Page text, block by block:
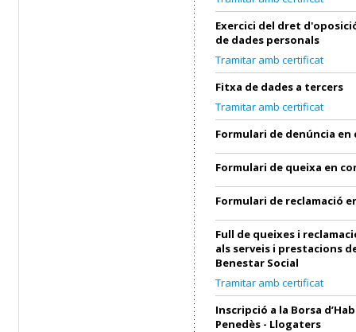
Exercici del dret
de dades personals
Tramitar amb certificat
Fitxa de dades a tercers
Tramitar amb certificat
Formulari de denúncia en
Formulari de queixa en
Formulari de reclamació
Full de queixes i
als serveis i prestacions
Benestar Social
Tramitar amb certificat
Inscripció a la Borsa
Penedès - Llogaters